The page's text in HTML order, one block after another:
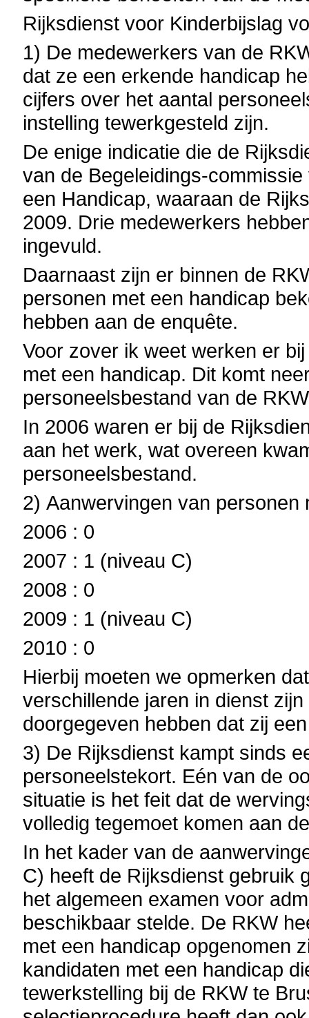
Rijksdienst voor Kinderbijslag
1) De medewerkers van de
dat ze een erkende handicap
cijfers over het aantal
instelling tewerkgesteld zijn.
De enige indicatie die de
van de Begeleidings-
een Handicap, waaraan de
2009. Drie medewerkers
ingevuld.
Daarnaast zijn er binnen de
personen met een handicap
hebben aan de enquête.
Voor zover ik weet werken er
met een handicap. Dit komt
personeelsbestand van de
In 2006 waren er bij de
aan het werk, wat overeen
personeelsbestand.
2) Aanwervingen van personen
2006 : 0
2007 : 1 (niveau C)
2008 : 0
2009 : 1 (niveau C)
2010 : 0
Hierbij moeten we opmerken
verschillende jaren in dienst
doorgegeven hebben dat zij
3) De Rijksdienst kampt sinds
personeelstekort. Eén van de
situatie is het feit dat de
volledig tegemoet komen aan
In het kader van de
C) heeft de Rijksdienst gebruik
het algemeen examen voor
beschikbaar stelde. De RKW
met een handicap opgenomen
kandidaten met een handicap
tewerkstelling bij de RKW te